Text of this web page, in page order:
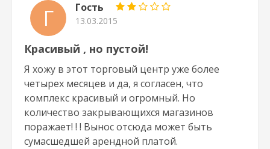
Г Гость
13.03.2015
Красивый , но пустой!
Я хожу в этот торговый центр уже более
четырех месяцев и да, я согласен, что
комплекс красивый и огромный. Но
количество закрывающихся магазинов
поражает! ! ! Вынос отсюда может быть
сумасшедшей арендной платой.